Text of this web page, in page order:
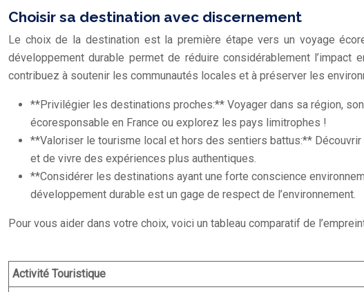
Choisir sa destination avec discernement
Le choix de la destination est la première étape vers un voyage
développement durable permet de réduire considérablement
contribuez à soutenir les communautés locales et à préserver les
**Privilégier les destinations proches:** Voyager dans sa région,
écoresponsable en France ou explorez les pays limitrophes !
**Valoriser le tourisme local et hors des sentiers battus:**
et de vivre des expériences plus authentiques.
**Considérer les destinations ayant une forte conscience
développement durable est un gage de respect de l’environnement.
Pour vous aider dans votre choix, voici un tableau comparatif de
Activité Touristique